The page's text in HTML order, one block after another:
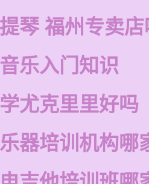
琴 福州专卖
乐入门知识
尤克里里好吗
器培训机构哪